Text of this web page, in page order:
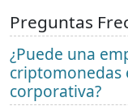
Preguntas
¿Puede una
criptomonedas
corporativa?